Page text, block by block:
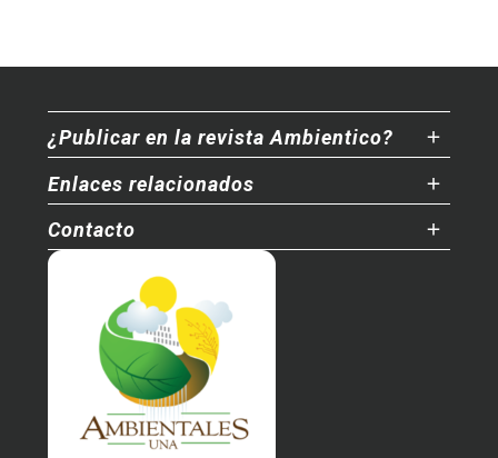
¿Publicar en la revista Ambientico?
Enlaces relacionados
Contacto